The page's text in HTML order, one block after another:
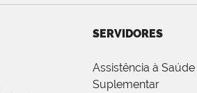
SERVIDORES
Assistência à Saúde
Suplementar